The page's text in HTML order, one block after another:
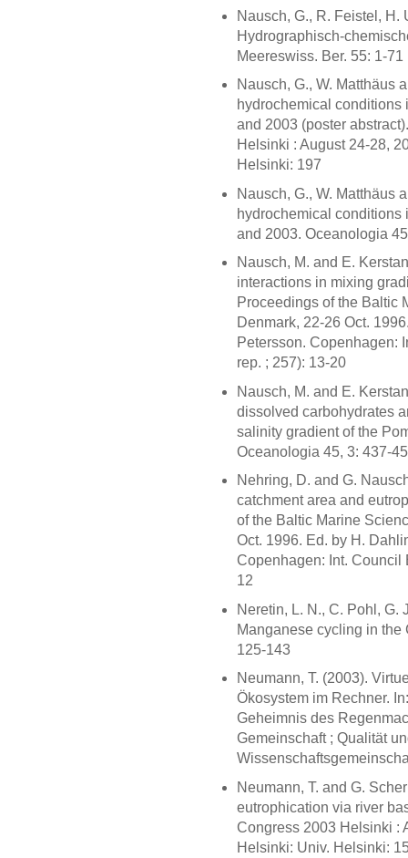
Nausch, G., R. Feistel, H.
Hydrographisch-
Meereswiss. Ber. 55: 1-71
Nausch, G., W. Matthäus
hydrochemical conditions
and 2003 (poster
Helsinki : August 24-28,
Helsinki: 197
Nausch, G., W. Matthäus
hydrochemical conditions
and 2003. Oceanologia
Nausch, M. and E.
interactions in mixing
Proceedings of the Baltic
Denmark, 22-26 Oct.
Petersson. Copenhagen:
rep. ; 257): 13-20
Nausch, M. and E.
dissolved carbohydrates
salinity gradient of the
Oceanologia 45, 3: 437-
Nehring, D. and G.
catchment area and
of the Baltic Marine
Oct. 1996. Ed. by H.
Copenhagen: Int. Council
12
Neretin, L. N., C. Pohl, G.
Manganese cycling in the
125-143
Neumann, T. (2003).
Ökosystem im Rechner.
Geheimnis des
Gemeinschaft ; Qualität
Neumann, T. and G.
eutrophication via river
Congress 2003 Helsinki :
Helsinki: Univ. Helsinki: